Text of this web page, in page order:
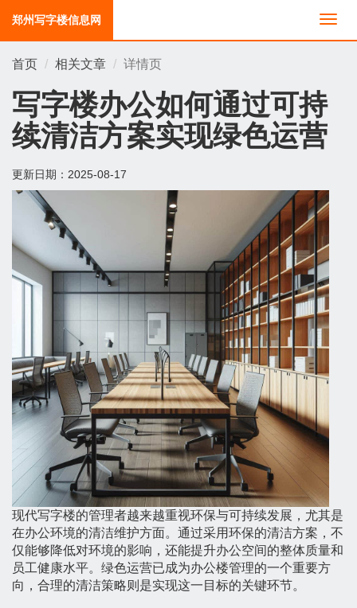
切
换
郑州写字楼信息网
首页 相关文章 详情页
写字楼办公如何通过可持
续清洁方案实现绿色运营
更新日期： 2025-08-17
现代写字楼的管理者越来越重视环保与可持续发展，尤其是
在办公环境的清洁维护方面。通过采用环保的清洁方案，不
仅能够降低对环境的影响，还能提升办公空间的整体质量和
员工健康水平。绿色运营已成为办公楼管理的一个重要方
向，合理的清洁策略则是实现这一目标的关键环节。